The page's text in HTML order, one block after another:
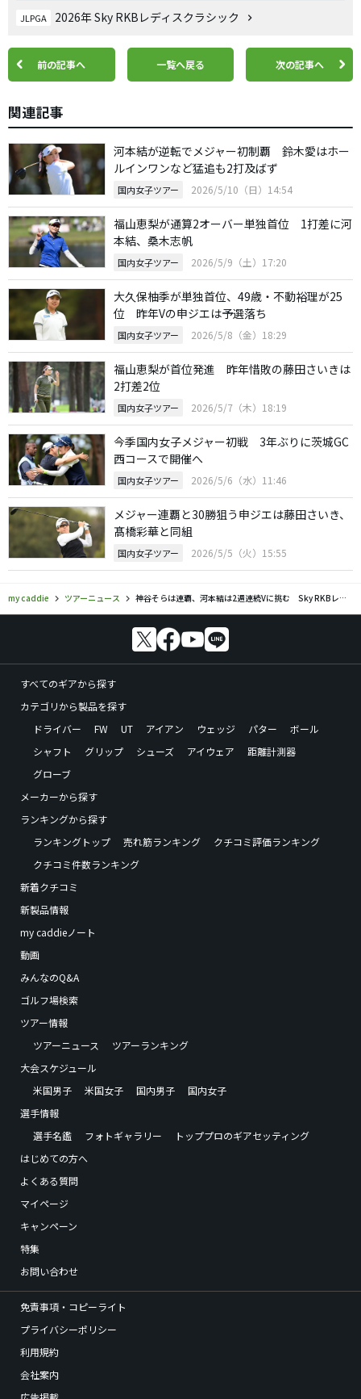
JLPGA 2026年 Sky RKBレディスクラシック
前の記事へ 一覧へ戻る 次の記事へ
関連記事
河本結が逆転でメジャー初制覇 鈴木愛はホー
ルインワンなど猛追も2打及ばず
国内女子ツアー 2026/5/10（日）14:54
福山恵梨が通算2オーバー単独首位 1打差に河
本結、桑木志帆
国内女子ツアー 2026/5/9（土）17:20
大久保柚季が単独首位、49歳・不動裕理が25
位 昨年Vの申ジエは予選落ち
国内女子ツアー 2026/5/8（金）18:29
福山恵梨が首位発進 昨年惜敗の藤田さいきは
2打差2位
国内女子ツアー 2026/5/7（木）18:19
今季国内女子メジャー初戦 3年ぶりに茨城GC
西コースで開催へ
国内女子ツアー 2026/5/6（水）11:46
メジャー連覇と30勝狙う申ジエは藤田さいき、
髙橋彩華と同組
国内女子ツアー 2026/5/5（火）15:55
my caddie ツアーニュース 神谷そらは連覇、河本結は2週連続Vに挑む Sky RKBレディス
すべてのギアから探す
カテゴリから製品を探す
ドライバー
FW UT アイアン ウェッジ パター
ボール
シャフト
グリップ シューズ アイウェア
距離計測器
グローブ
メーカーから探す
ランキングから探す
ランキングトップ
売れ筋ランキング
クチコミ評価ランキング
クチコミ件数ランキング
新着クチコミ
新製品情報
my caddieノート
動画
みんなのQ&A
ゴルフ場検索
ツアー情報
ツアーニュース
ツアーランキング
大会スケジュール
米国男子
米国女子 国内男子
国内女子
選手情報
選手名鑑
フォトギャラリー
トッププロのギアセッティング
はじめての方へ
よくある質問
マイページ
キャンペーン
特集
お問い合わせ
免責事項・コピーライト
プライバシーポリシー
利用規約
会社案内